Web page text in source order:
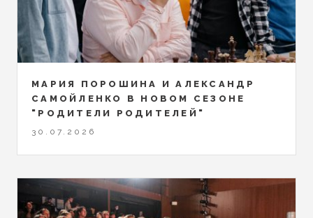
МАРИЯ ПОРОШИНА И АЛЕКСАНДР
САМОЙЛЕНКО В НОВОМ СЕЗОНЕ
"РОДИТЕЛИ РОДИТЕЛЕЙ"
30.07.2026